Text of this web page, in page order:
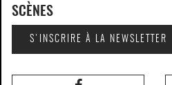
SCÈNES
S'INSCRIRE À LA NEWSLETTER